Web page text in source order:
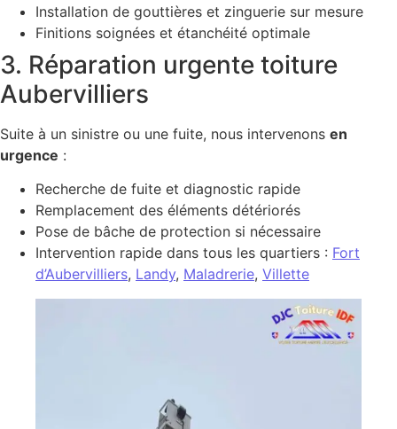
Installation de gouttières et zinguerie sur mesure
Finitions soignées et étanchéité optimale
3. Réparation urgente toiture
Aubervilliers
Suite à un sinistre ou une fuite, nous intervenons en
urgence :
Recherche de fuite et diagnostic rapide
Remplacement des éléments détériorés
Pose de bâche de protection si nécessaire
Intervention rapide dans tous les quartiers : Fort
d’Aubervilliers, Landy, Maladrerie, Villette